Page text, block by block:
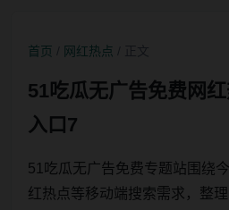
首页 网红热点
51吃瓜无广告免费网
入口7
51吃瓜无广告免费专题站围绕
红热点等移动端搜索需求，整